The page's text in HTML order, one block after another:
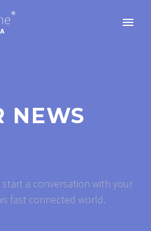
NEWS
start a conversation with your
fast connected world.